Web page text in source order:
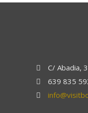
C/ Abadia,
639 835